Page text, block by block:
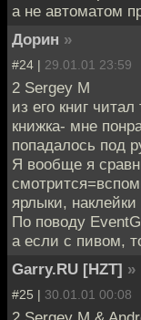
а не автоматом
Дорин »
#24 | 29.01.01 23:59
2 Sergey M
из его книг
книжка- мне
попадалось под
Я вообще я
ярлыки,
По поводу
а если с пивом,
Garry.RU [HZT] »
#25 | 30.01.01 00:08